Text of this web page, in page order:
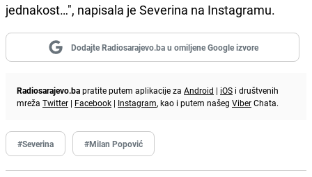
jednakost…", napisala je Severina na Instagramu.
Dodajte Radiosarajevo.ba u omiljene Google izvore
Radiosarajevo.bapratite putem aplikacije za Android | iOS i društvenih
mreža Twitter | Facebook | Instagram, kao i putem našeg ViberChata.
#Severina #Milan Popović